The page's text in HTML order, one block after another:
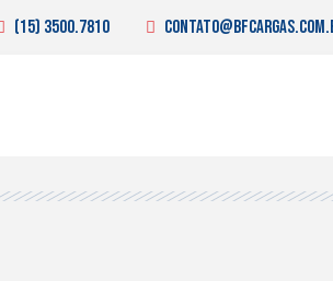
(15) 3500.7810